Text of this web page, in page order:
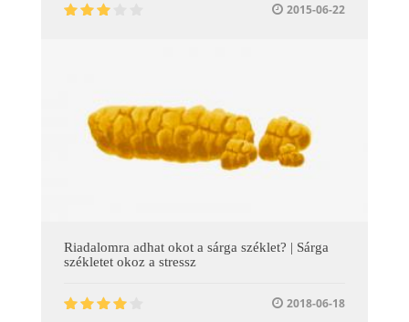
2015-06-22
Riadalomra adhat okot a sárga széklet? | Sárga
székletet okoz a stressz
2018-06-18